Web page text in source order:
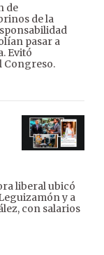
de
de la
pasar a
Evitó
Congreso.
liberal ubicó
y a
con salarios